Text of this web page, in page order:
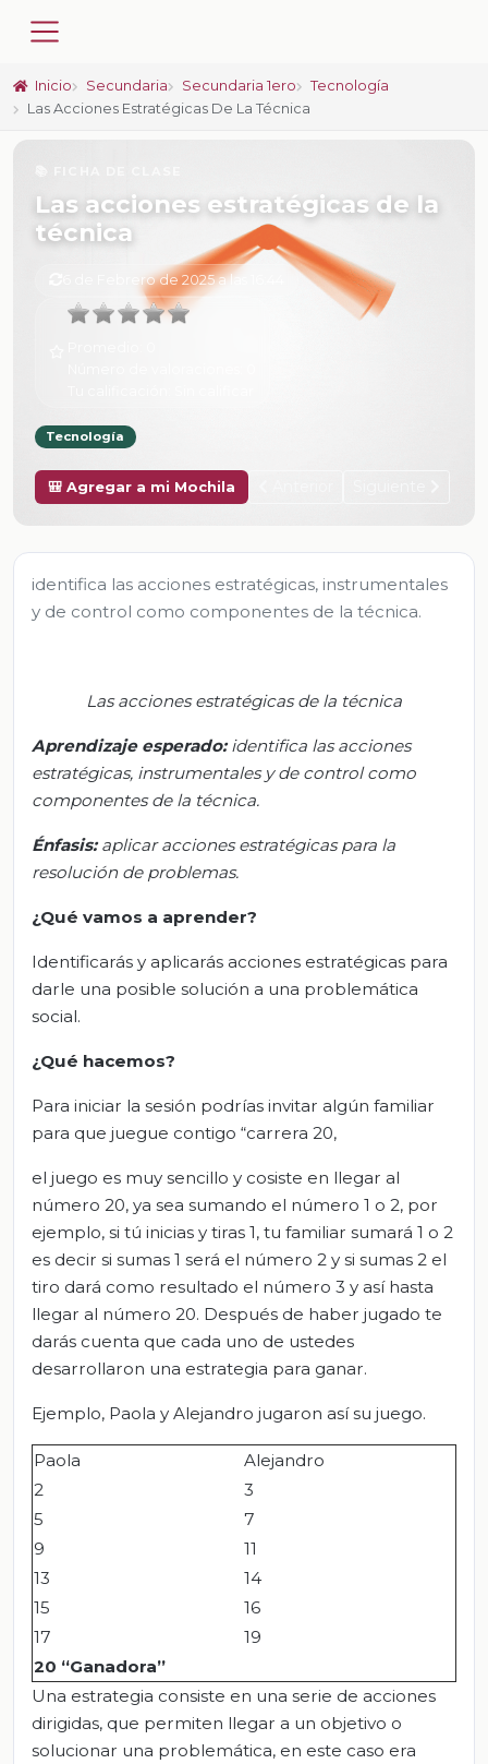
Inicio Secundaria Secundaria 1ero
Tecnología
Las Acciones Estratégicas De La Técnica
Las acciones estratégicas de la
técnica
6 de Febrero de 2025 a las 16:44
Tecnología
🎒 Agregar a mi Mochila
identifica las acciones estratégicas, instrumentales
y de control como componentes de la técnica.
Las acciones estratégicas de la técnica
Aprendizaje esperado: identifica las acciones
estratégicas, instrumentales y de control como
componentes de la técnica.
Énfasis: aplicar acciones estratégicas para la
resolución de problemas.
¿Qué vamos a aprender?
Identificarás y aplicarás acciones estratégicas para
darle una posible solución a una problemática
social.
¿Qué hacemos?
Para iniciar la sesión podrías invitar algún familiar
para que juegue contigo “carrera 20,
el juego es muy sencillo y cosiste en llegar al
número 20, ya sea sumando el número 1 o 2, por
ejemplo, si tú inicias y tiras 1, tu familiar sumará 1 o 2
es decir si sumas 1 será el número 2 y si sumas 2 el
tiro dará como resultado el número 3 y así hasta
llegar al número 20. Después de haber jugado te
darás cuenta que cada uno de ustedes
desarrollaron una estrategia para ganar.
Ejemplo, Paola y Alejandro jugaron así su juego.
Paola
Alejandro
2
3
5
7
9
11
13
14
15
16
17
19
20 “Ganadora”
Una estrategia consiste en una serie de acciones
dirigidas, que permiten llegar a un objetivo o
solucionar una problemática, en este caso era